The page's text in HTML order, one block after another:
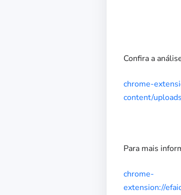
Confira a
chrome-
content/
Para mais
chrome-
extension://